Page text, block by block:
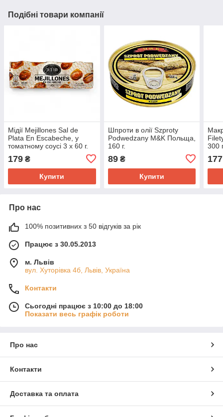
Подібні товари компанії
Мідії Mejillones Sal de
Plata En Escabeche, у
томатному соусі 3 х 60 г.
179 ₴
Купити
Шпроти в олії Szproty
Podwedzany M&K Польща,
160 г.
89₴
Купити
300
177
Про нас
100% позитивних з 50 відгуків за рік
Працює з 30.05.2013
м. Львів
вул. Хуторівка 4б, Львів, Україна
Контакти
Сьогодні працює з 10:00 до 18:00
Показати весь графік роботи
Про нас
Контакти
Доставка та оплата